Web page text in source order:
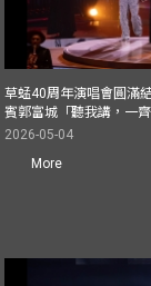
草蜢40周年演唱會圓滿
賓郭富城「聽我講，一
2026-05-04
More